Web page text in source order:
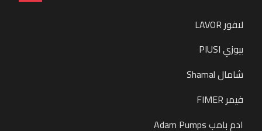
لافور LAVOR
بيوزي PIUSI
شامال Shamal
فيمر FIMER
ادم بامب Adam Pumps